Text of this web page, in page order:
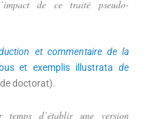
de ce traité pseudo-
et commentaire de la
et exemplis illustrata de
doctorat).
d’établir une version